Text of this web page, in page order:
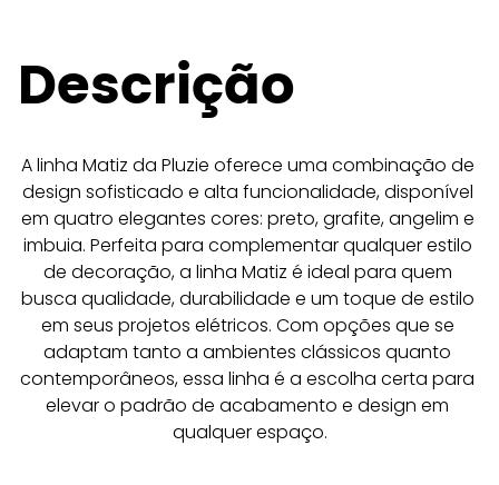
Descrição
A linha Matiz da Pluzie oferece uma combinação de
design sofisticado e alta funcionalidade, disponível
em quatro elegantes cores: preto, grafite, angelim e
imbuia. Perfeita para complementar qualquer estilo
de decoração, a linha Matiz é ideal para quem
busca qualidade, durabilidade e um toque de estilo
em seus projetos elétricos. Com opções que se
adaptam tanto a ambientes clássicos quanto
contemporâneos, essa linha é a escolha certa para
elevar o padrão de acabamento e design em
qualquer espaço.